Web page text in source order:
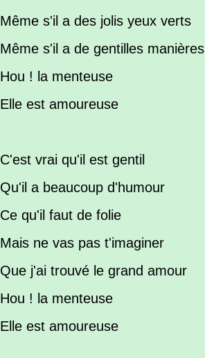
Même s'il a des jolis yeux verts
Même s'il a de gentilles manières
Hou ! la menteuse
Elle est amoureuse
C'est vrai qu'il est gentil
Qu'il a beaucoup d'humour
Ce qu'il faut de folie
Mais ne vas pas t'imaginer
Que j'ai trouvé le grand amour
Hou ! la menteuse
Elle est amoureuse